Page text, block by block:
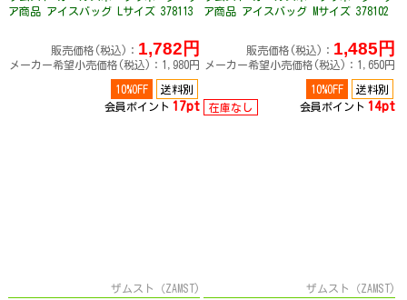
ア商品 アイスバッグ Lサイズ 378113
販売価格(税込)： 1,782円
メーカー希望小売価格(税込)：1,980円
10%OFF
送料別
会員ポイント 17pt
ア商品 アイスバッグ Mサイズ 378102
販売価格(税込)： 1,485円
メーカー希望小売価格(税込)：1,650円
10%OFF
送料別
在庫なし
会員ポイント 14pt
ザムスト（ZAMST) ザムスト（ZAMST)